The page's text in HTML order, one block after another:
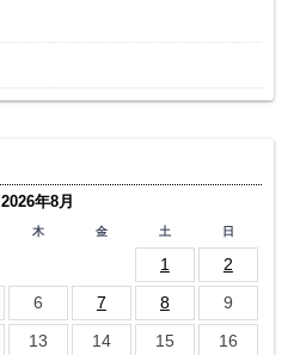
2026年8月
木 金 土 日
1
2
6 7 8
9
13 14 15
16